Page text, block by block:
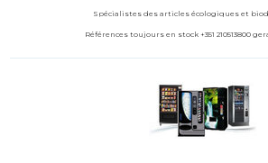
Spécialistes des articles écologiques et
Références toujours en stock +351 210513800